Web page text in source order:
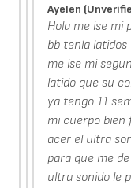
Ayelen
Hola me ise mi
bb tenía
me ise mi
latido que su
ya tengo 11
mi cuerpo bien
acer el ultra
para que me
ultra sonido le